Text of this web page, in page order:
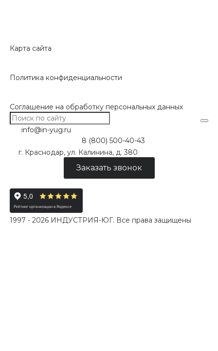
Карта сайта
Политика конфиденциальности
Соглашение на обработку персональных данных
info@in-yug.ru
8 (800) 500-40-43
г. Краснодар, ул. Калинина, д. 380
Заказать звонок
1997 - 2026 ИНДУСТРИЯ-ЮГ. Все права защищены